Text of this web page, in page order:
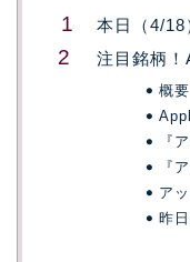
本日（4/18
注目銘柄
概要
『
『
ア
昨